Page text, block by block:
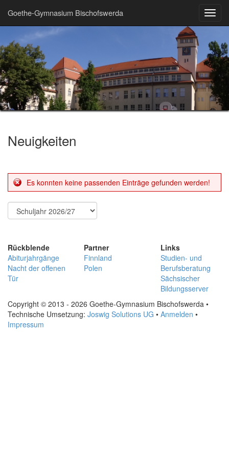
Goethe-Gymnasium Bischofswerda
Neuigkeiten
Es konnten keine passenden Einträge gefunden werden!
Rückblende
Abiturjahrgänge
Nacht der offenen
Tür
Partner
Finnland
Polen
Links
Studien- und
Berufsberatung
Sächsischer
Bildungsserver
Copyright © 2013 - 2026 Goethe-Gymnasium Bischofswerda •
Technische Umsetzung: Joswig Solutions UG • Anmelden •
Impressum